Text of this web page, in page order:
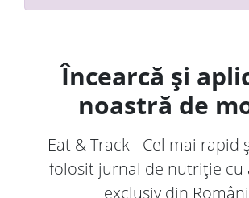
Încearcă și
noastră de
Eat & Track - Cel mai rapid
folosit jurnal de nutriție cu
exclusiv din